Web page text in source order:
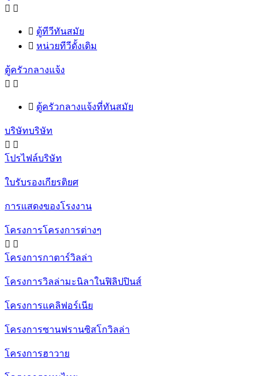
 
 ตู้ทีวีทันสมัย
 หน่วยทีวีดั้งเดิม
ตู้ครัวกลางแจ้ง
 
 ตู้ครัวกลางแจ้งที่ทันสมัย
บริษัทบริษัท
 
โปรไฟล์บริษัท
ใบรับรองเกียรติยศ
การแสดงของโรงงาน
โครงการโครงการต่างๆ
 
โครงการกาตาร์วิลล่า
โครงการวิลล่ามะนิลาในฟิลิปปินส์
โครงการแคลิฟอร์เนีย
โครงการซานฟรานซิสโกวิลล่า
โครงการฮาวาย